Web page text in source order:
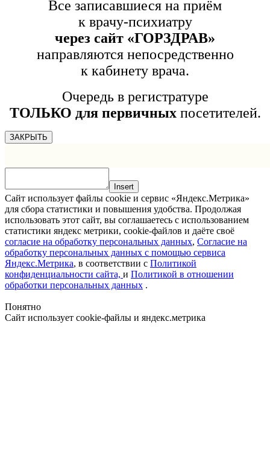
Все записавшиеся на приём
к врачу-психиатру
через сайт «ГОРЗДРАВ»
направляются непосредственно
к кабинету врача.
Очередь в регистратуре
ТОЛЬКО для первичныхпосетителей.
ЗАКРЫТЬ
Insert
Сайт использует файлы cookie и сервис «Яндекс.Метрика»
для сбора статистики и повышения удобства. Продолжая
использовать этот сайт, вы соглашаетесь с использованием
статистики яндекс метрики, cookie-файлов и даёте своё
согласие на обработку персональных данных, Согласие на
обработку персональных данных с помощью сервиса
Яндекс.Метрика, в соответствии с Политикой
конфиденциальности сайта, и Политикой в отношении
обработки персональных данных .
Понятно
Сайт использует cookie-файлы и яндекс.метрика